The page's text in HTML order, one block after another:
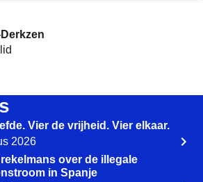
Vier de vrijheid. Vier elkaar.
2026
over de illegale
in Spanje